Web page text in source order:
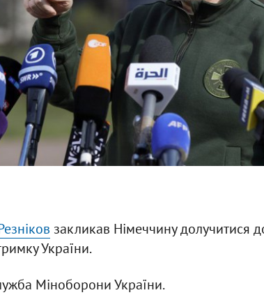
закликав Німеччину долучитися
України.
Міноборони України.